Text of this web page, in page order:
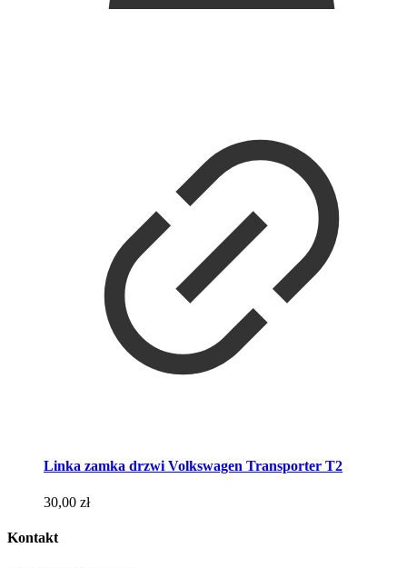
Linka zamka drzwi Volkswagen Transporter T2
30,00 zł
Kontakt